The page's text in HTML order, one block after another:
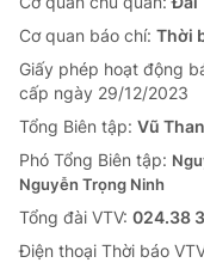
Trung Quốc
ra nước ngoài
VTV.vn - Trung
ra nước ngoài, siết
nhân lực nhằm bảo